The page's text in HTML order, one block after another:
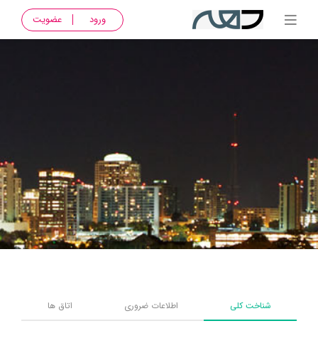
ورود عضویت
شناخت کلی اطلاعات ضروری اتاق ها